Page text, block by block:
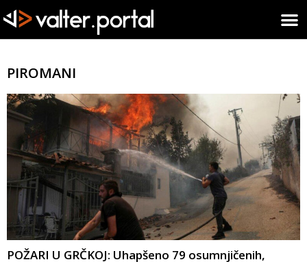
PIROMANI
POŽARI U GRČKOJ: Uhapšeno 79 osumnjičenih,